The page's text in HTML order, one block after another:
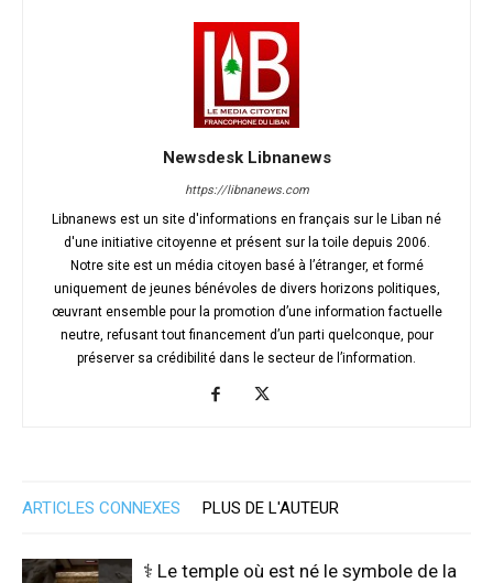
Newsdesk Libnanews
https://libnanews.com
Libnanews est un site d'informations en français sur le Liban né
d'une initiative citoyenne et présent sur la toile depuis 2006.
Notre site est un média citoyen basé à l’étranger, et formé
uniquement de jeunes bénévoles de divers horizons politiques,
œuvrant ensemble pour la promotion d’une information factuelle
neutre, refusant tout financement d’un parti quelconque, pour
préserver sa crédibilité dans le secteur de l’information.
ARTICLES CONNEXES PLUS DE L'AUTEUR
⚕️ Le temple où est né le symbole de la